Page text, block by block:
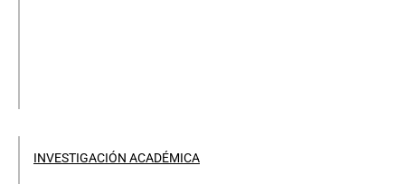
INVESTIGACIÓN ACADÉMICA